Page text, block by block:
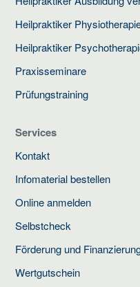
Heilpraktiker
Heilpraktiker
Praxisseminare
Prüfungstraining
Services
Kontakt
Infomaterial bestellen
Online anmelden
Selbstcheck
Förderung und
Wertgutschein